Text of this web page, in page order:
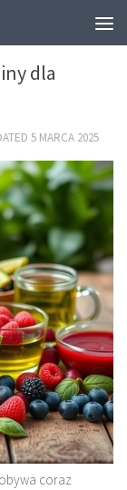
dla
5 MARCA 2025
coraz